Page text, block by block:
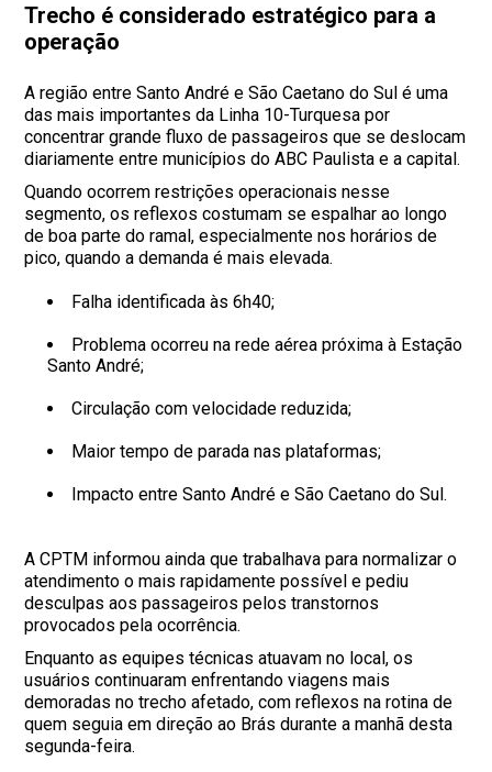
Trecho é considerado estratégico para a
operação
A região entre Santo André e São Caetano do Sul é uma
das mais importantes da Linha 10-Turquesa por
concentrar grande fluxo de passageiros que se deslocam
diariamente entre municípios do ABC Paulista e a capital.
Quando ocorrem restrições operacionais nesse
segmento, os reflexos costumam se espalhar ao longo
de boa parte do ramal, especialmente nos horários de
pico, quando a demanda é mais elevada.
Falha identificada às 6h40;
Problema ocorreu na rede aérea próxima à Estação
Santo André;
Circulação com velocidade reduzida;
Maior tempo de parada nas plataformas;
Impacto entre Santo André e São Caetano do Sul.
A CPTM informou ainda que trabalhava para normalizar o
atendimento o mais rapidamente possível e pediu
desculpas aos passageiros pelos transtornos
provocados pela ocorrência.
Enquanto as equipes técnicas atuavam no local, os
usuários continuaram enfrentando viagens mais
demoradas no trecho afetado, com reflexos na rotina de
quem seguia em direção ao Brás durante a manhã desta
segunda-feira.